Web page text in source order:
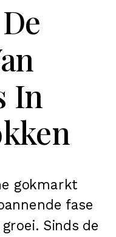
In
gokmarkt
fase
Sinds de